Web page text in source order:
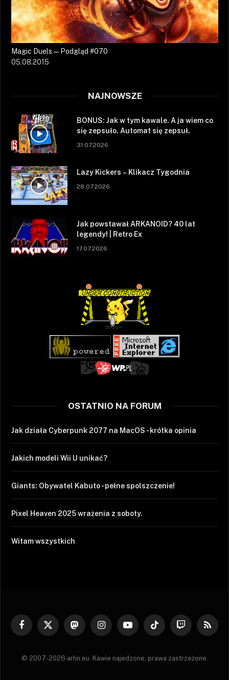
Magic Duels — Podgląd #070
05.08.2015
NAJNOWSZE
BONUS: Jak w tym kawale. A ja wiem co
się zepsuło. Automat się zepsuł.
31.07.2026
Lazy Kickers – Klikacz Tygodnia
28.07.2026
Jak powstawał ARKANOID? 40 lat
legendy! | Retro Ex
17.07.2026
OSTATNIO NA FORUM
Jak działa Cyberpunk 2077 na MacOS - krótka opinia
Jakich modeli Wii U unikać?
Giants: Obywatel Kabuto - pełne spolszczenie!
Pixel Heaven 2025 wrażenia z soboty.
Witam wszystkich
Facebook
X
MastodonInstagramYouTubeTikTok Twitch RSS
© 2007-2026 arhn.eu. Kawie najedzone, prawa zastrzeżone.